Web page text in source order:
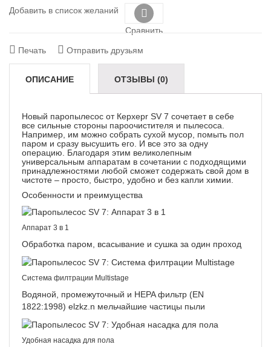
Добавить в список желаний
Сравнить
Печать Отправить друзьям
ОПИСАНИЕ ОТЗЫВЫ (0)
Новый паропылесос от Керхерr SV 7 сочетает в себе
все сильные стороны пароочистителя и пылесоса.
Например, им можно собрать сухой мусор, помыть пол
паром и сразу высушить его. И все это за одну
операцию. Благодаря этим великолепным
универсальным аппаратам в сочетании с подходящими
принадлежностями любой сможет содержать свой дом в
чистоте – просто, быстро, удобно и без капли химии.
Особенности и преимущества
Аппарат 3 в 1
Обработка паром, всасывание и сушка за один проход
Система филтрации Multistage
Водяной, промежуточный и HEPA фильтр (EN
1822:1998) elzkz.n мельчайшие частицы пыли
Удобная насадка для пола